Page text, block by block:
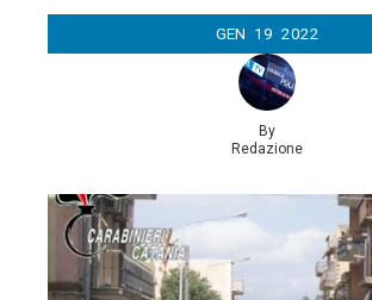
GEN 19 2022
By
Redazione